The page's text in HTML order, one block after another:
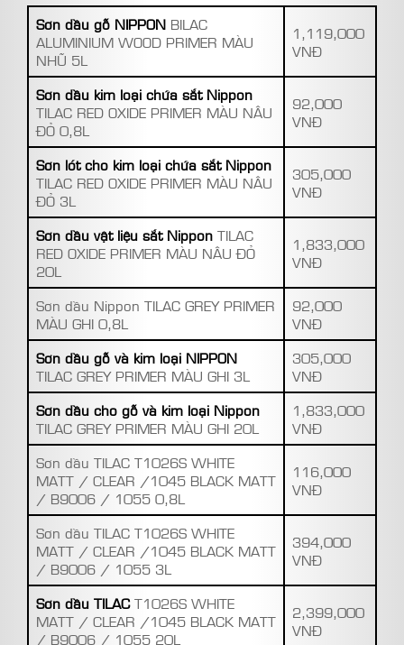
Sơn dầu gỗ NIPPON BILAC
ALUMINIUM WOOD PRIMER MÀU
NHŨ 5L
1,119,000
VNĐ
Sơn dầu kim loại chứa sắt Nippon
TILAC RED OXIDE PRIMER MÀU NÂU
ĐỎ 0,8L
92,000
VNĐ
Sơn lót cho kim loại chứa sắt Nippon
TILAC RED OXIDE PRIMER MÀU NÂU
ĐỎ 3L
305,000
VNĐ
Sơn dầu vật liệu sắt Nippon TILAC
RED OXIDE PRIMER MÀU NÂU ĐỎ
20L
1,833,000
VNĐ
Sơn dầu Nippon TILAC GREY PRIMER
MÀU GHI 0,8L
92,000
VNĐ
Sơn dầu gỗ và kim loại NIPPON
TILAC GREY PRIMER MÀU GHI 3L
305,000
VNĐ
Sơn dầu cho gỗ và kim loại Nippon
TILAC GREY PRIMER MÀU GHI 20L
1,833,000
VNĐ
Sơn dầu TILAC T1026S WHITE
MATT / CLEAR /1045 BLACK MATT
/ B9006 / 1055 0,8L
116,000
VNĐ
Sơn dầu TILAC T1026S WHITE
MATT / CLEAR /1045 BLACK MATT
/ B9006 / 1055 3L
394,000
VNĐ
Sơn dầu TILACT1026S WHITE
MATT / CLEAR /1045 BLACK MATT
/ B9006 / 1055 20L
2,399,000
VNĐ